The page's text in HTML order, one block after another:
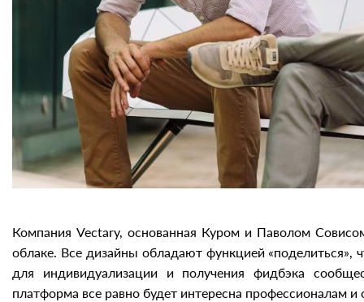
Компания Vectary, основанная Куром и Паволом
облаке. Все дизайны обладают функцией
для индивидуализации и получения фидбэка
платформа все равно будет интересна профессионалам